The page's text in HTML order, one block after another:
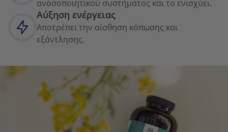
ανοσοποιητικού συστήματος και το ενισχύει.
Αύξηση ενέργειας
Αποτρέπει την αίσθηση κόπωσης και
εξάντλησης.